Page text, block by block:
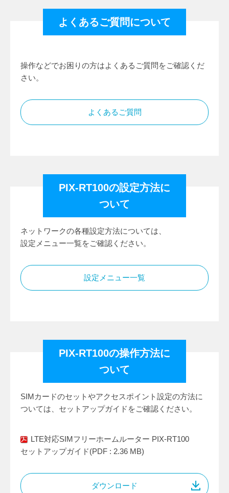
よくあるご質問について
操作などでお困りの方はよくあるご質問をご確認くだ
さい。
よくあるご質問
PIX-RT100の設定方法に
ついて
ネットワークの各種設定方法については、
設定メニュー一覧をご確認ください。
設定メニュー一覧
PIX-RT100の操作方法に
ついて
SIMカードのセットやアクセスポイント設定の方法に
ついては、セットアップガイドをご確認ください。
LTE対応SIMフリーホームルーター PIX-RT100
セットアップガイド(PDF : 2.36 MB)
ダウンロード